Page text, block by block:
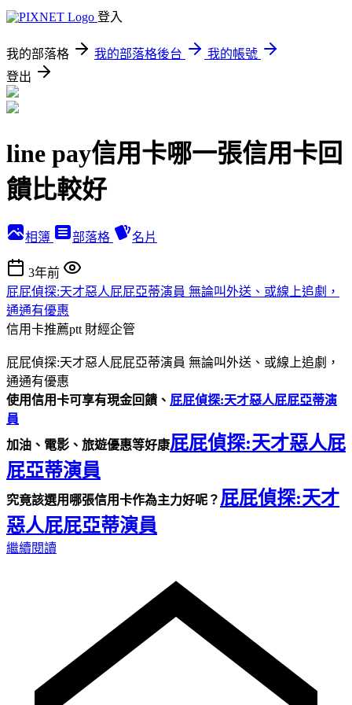
登入
我的部落格 我的部落格後台
我的帳號
登出
line pay信用卡哪一張信用卡回
饋比較好
相簿 部落格 名片
3年前
屁屁偵探:天才惡人屁屁亞蒂演員 無論叫外送、或線上追劇，
通通有優惠
信用卡推薦ptt 財經企管
屁屁偵探:天才惡人屁屁亞蒂演員 無論叫外送、或線上追劇，
通通有優惠
使用信用卡可享有現金回饋、 屁屁偵探:天才惡人屁屁亞蒂演
員
加油、電影、旅遊優惠等好康屁屁偵探:天才惡人屁
屁亞蒂演員
究竟該選用哪張信用卡作為主力好呢？ 屁屁偵探:天才
惡人屁屁亞蒂演員
繼續閱讀